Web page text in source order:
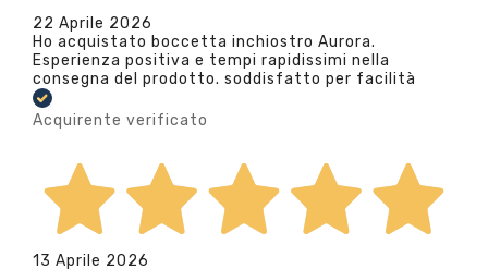
22 Aprile 2026
Ho acquistato boccetta inchiostro Aurora.
Esperienza positiva e tempi rapidissimi nella
consegna del prodotto. soddisfatto per facilità
Acquirente verificato
13 Aprile 2026